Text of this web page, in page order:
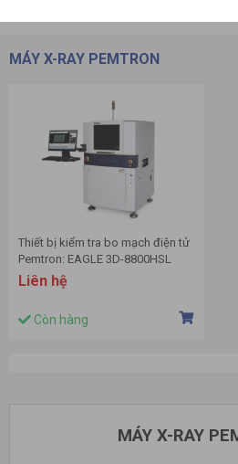
MÁY X-RAY PEMTRON
Thiết bị kiểm tra bo mạch điện tử
Pemtron: EAGLE 3D-8800HSL
Liên hệ
Còn hàng
MÁY X-RAY